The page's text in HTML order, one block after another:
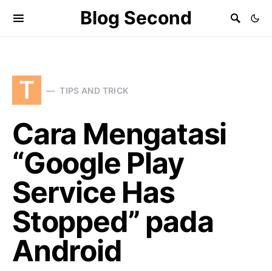
Blog Second
T TIPS AND TRICK
Cara Mengatasi
“Google Play
Service Has
Stopped” pada
Android